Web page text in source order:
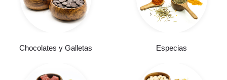
Chocolates y Galletas Especias